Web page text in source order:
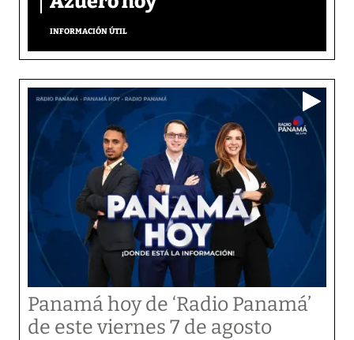
INFORMACIÓN ÚTIL
Panamá hoy de ‘Radio Panamá’
de este viernes 7 de agosto